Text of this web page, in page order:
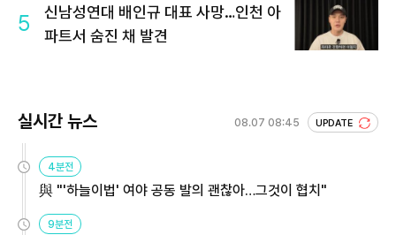
5
신남성연대 배인규 대표 사망…인천 아
파트서 숨진 채 발견
실시간 뉴스 08.07 08:45 UPDATE
4분전
與 "'하늘이법' 여야 공동 발의 괜찮아…그것이 협치"
9분전